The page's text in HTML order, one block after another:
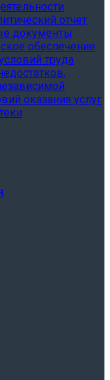
отчет
документы
обеспечение
труда
оказания услуг